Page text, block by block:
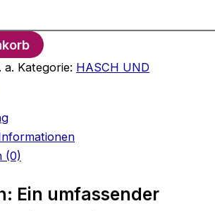
a. Kategorie: HASCH UND
(0)
Ein umfassender